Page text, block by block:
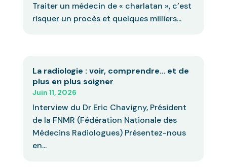
Traiter un médecin de « charlatan », c’est
risquer un procès et quelques milliers...
La radiologie : voir, comprendre… et de
plus en plus soigner
Juin 11, 2026
Interview du Dr Eric Chavigny, Président
de la FNMR (Fédération Nationale des
Médecins Radiologues) Présentez-nous
en...